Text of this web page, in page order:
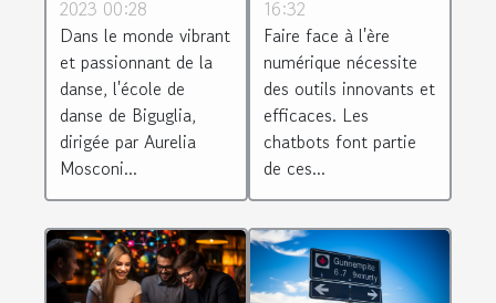
danse de
Biguglia dirigée
par Aurelia
Mosconi
2023 00:28
Dans le monde vibrant
et passionnant de la
danse, l'école de
danse de Biguglia,
dirigée par Aurelia
Mosconi...
pour créer un
chatbot
efficace
16:32
Faire face à l'ère
numérique nécessite
des outils innovants et
efficaces. Les
chatbots font partie
de ces...